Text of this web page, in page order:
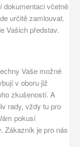
dokumentaci včetně
určitě zamlouvat.
Vašich představ.
Vaše možné
v oboru již
zkušeností. A
rady, vždy tu pro
pokusí
Zákazník je pro nás